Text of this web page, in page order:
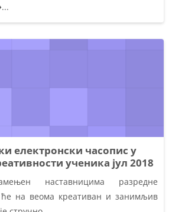
електронски часопис у
ученика јул 2018
наставницима разредне
ће на веома креативан и занимљив